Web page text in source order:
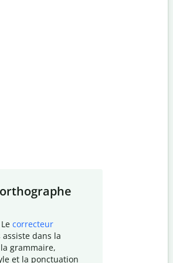
orthographe
correcteur
assiste dans la
grammaire,
et la ponctuation